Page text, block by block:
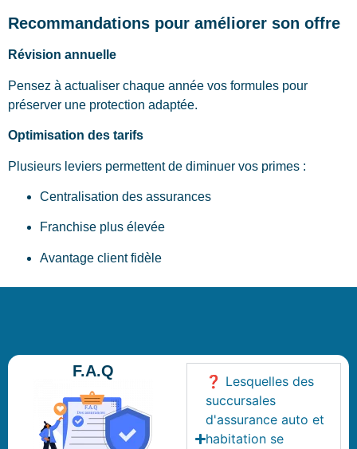
Recommandations pour améliorer son offre
Révision annuelle
Pensez à actualiser chaque année vos formules pour
préserver une protection adaptée.
Optimisation des tarifs
Plusieurs leviers permettent de diminuer vos primes :
Centralisation des assurances
Franchise plus élevée
Avantage client fidèle
F.A.Q
❓ Lesquelles des
succursales
d'assurance auto et
habitation se